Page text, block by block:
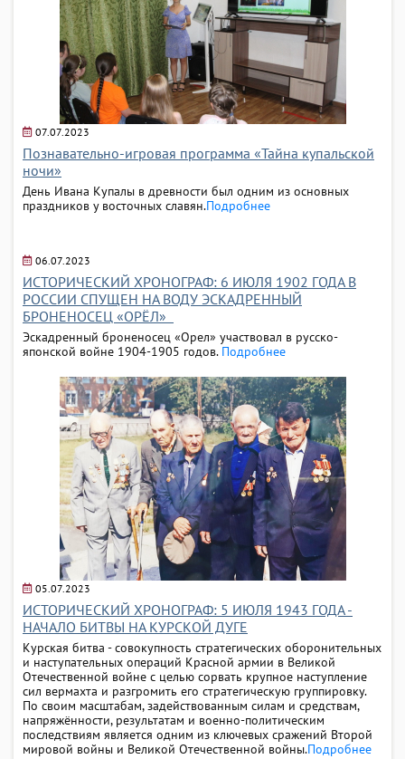
07.07.2023
Познавательно-игровая программа «Тайна купальской
ночи»
День Ивана Купалы в древности был одним из основных
праздников у восточных славян.Подробнее
06.07.2023
ИСТОРИЧЕСКИЙ ХРОНОГРАФ: 6 ИЮЛЯ 1902 ГОДА В
РОССИИ СПУЩЕН НА ВОДУ ЭСКАДРЕННЫЙ
БРОНЕНОСЕЦ «ОРЁЛ»
Эскадренный броненосец «Орел» участвовал в русско-
японской войне 1904-1905 годов. Подробнее
05.07.2023
ИСТОРИЧЕСКИЙ ХРОНОГРАФ: 5 ИЮЛЯ 1943 ГОДА -
НАЧАЛО БИТВЫ НА КУРСКОЙ ДУГЕ
Курская битва - совокупность стратегических оборонительных
и наступательных операций Красной армии в Великой
Отечественной войне с целью сорвать крупное наступление
сил вермахта и разгромить его стратегическую группировку.
По своим масштабам, задействованным силам и средствам,
напряжённости, результатам и военно-политическим
последствиям является одним из ключевых сражений Второй
мировой войны и Великой Отечественной войны.Подробнее